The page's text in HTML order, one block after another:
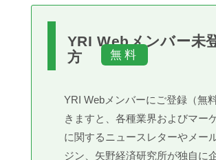
YRI Webメンバー未
方
YRI Webメンバーにご登録（無
きますと、各種業界およびマー
に関するニュースレターやメー
ジン、矢野経済研究所が独自に